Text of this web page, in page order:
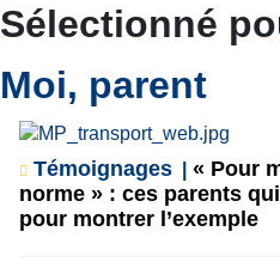
Sélectionné
Moi, parent
Témoignages
« Pour
norme » : ces parents
pour montrer l’exemple